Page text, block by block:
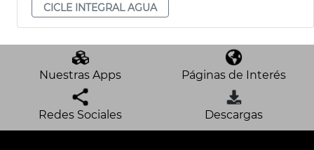
CICLE INTEGRAL AGUA
Nuestras Apps Páginas de Interés
Redes Sociales Descargas